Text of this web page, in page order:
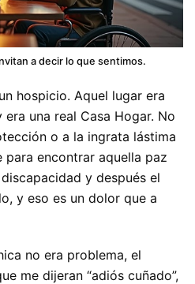
a decir lo que sentimos.
hospicio. Aquel lugar era
una real Casa Hogar. No
o a la ingrata lástima
encontrar aquella paz
y después el
y eso es un dolor que a
no era problema, el
me dijeran “adiós cuñado”,